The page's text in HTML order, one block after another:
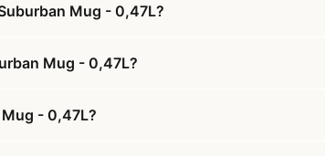
Mug - 0,47L?
Mug - 0,47L?
- 0,47L?